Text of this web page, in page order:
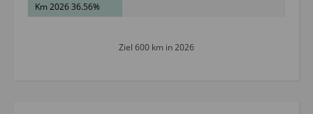
Km 2026 36.56%
Ziel 600 km in 2026